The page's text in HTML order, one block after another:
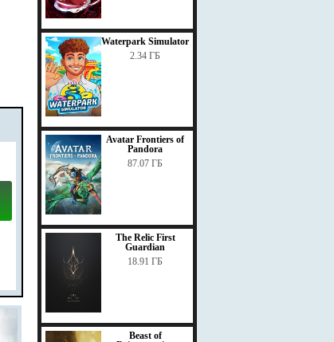
Waterpark Simulator
2.34 ГБ
Avatar Frontiers of
Pandora
87.07 ГБ
The Relic First
Guardian
18.91 ГБ
Beast of